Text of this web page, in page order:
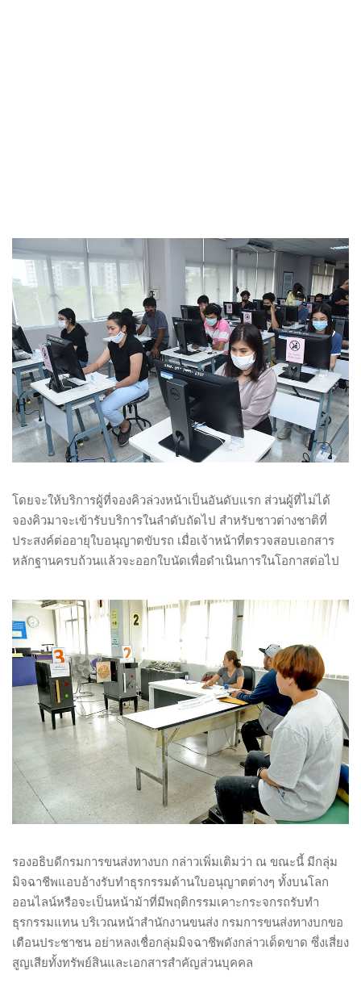
โดยจะให้บริการผู้ที่จองคิวล่วงหน้าเป็นอันดับแรก ส่วนผู้ที่ไม่ได้
จองคิวมาจะเข้ารับบริการในลำดับถัดไป สำหรับชาวต่างชาติที่
ประสงค์ต่ออายุใบอนุญาตขับรถ เมื่อเจ้าหน้าที่ตรวจสอบเอกสาร
หลักฐานครบถ้วนแล้วจะออกใบนัดเพื่อดำเนินการในโอกาสต่อไป
รองอธิบดีกรมการขนส่งทางบก กล่าวเพิ่มเติมว่า ณ ขณะนี้ มีกลุ่ม
มิจฉาชีพแอบอ้างรับทำธุรกรรมด้านใบอนุญาตต่างๆ ทั้งบนโลก
ออนไลน์หรือจะเป็นหน้าม้าที่มีพฤติกรรมเคาะกระจกรถรับทำ
ธุรกรรมแทน บริเวณหน้าสำนักงานขนส่ง กรมการขนส่งทางบกขอ
เตือนประชาชน อย่าหลงเชื่อกลุ่มมิจฉาชีพดังกล่าวเด็ดขาด ซึ่งเสี่ยง
สูญเสียทั้งทรัพย์สินและเอกสารสำคัญส่วนบุคคล